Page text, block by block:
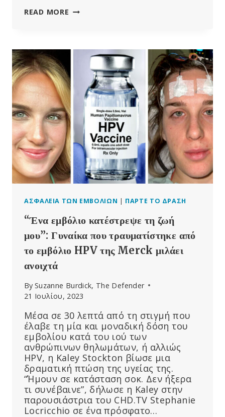
READ MORE ΜΠΟΡΟΎΝ
ΠΑΡΑΚΙΝΉΣΟΥΝ
ΠΕΡΙΣΣΌΤΕΡΟΥΣ
ΜΑΎΡΟΥΣ
ΓΟΝΕΊΣ
ΝΑ
ΕΜΒΟΛΙΆΣΟΥΝ
ΤΟΥΣ
ΕΦΉΒΟΥΣ
ΓΙΑ
ΤΟΝ
ΙΌ
HPV;
RUTGERS
ΕΠΙΧΟΡΉΓΗΣΗ
600
ΔΟΛΑΡΊΩΝ
ΤΟ
ΑΝΑΚΑΛΎΨΕΙ
ΑΣΦΆΛΕΙΑ ΤΩΝ ΕΜΒΟΛΊΩΝ | ΠΆΡΤΕ ΤΟ ΔΡΆΣΗ
“Ένα εμβόλιο κατέστρεψε τη ζωή
μου”: Γυναίκα που τραυματίστηκε από
το εμβόλιο HPV της Merck μιλάει
ανοιχτά
By Suzanne Burdick, The Defender
21 Ιουλίου, 2023
Μέσα σε 30 λεπτά από τη στιγμή που
έλαβε τη μία και μοναδική δόση του
εμβολίου κατά του ιού των
ανθρώπινων θηλωμάτων, ή αλλιώς
HPV, η Kaley Stockton βίωσε μια
δραματική πτώση της υγείας της.
“Ήμουν σε κατάσταση σοκ. Δεν ήξερα
τι συνέβαινε”, δήλωσε η Kaley στην
παρουσιάστρια του CHD.TV Stephanie
Locricchio σε ένα πρόσφατο…